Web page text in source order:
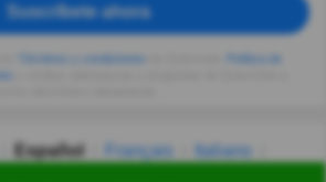
Suscríbete ahora
Español Français
Italiano